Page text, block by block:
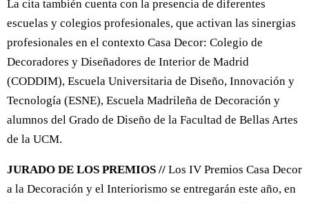
La cita también cuenta con la presencia de diferentes
escuelas y colegios profesionales, que activan las sinergias
profesionales en el contexto Casa Decor: Colegio de
Decoradores y Diseñadores de Interior de Madrid
(CODDIM), Escuela Universitaria de Diseño, Innovación y
Tecnología (ESNE), Escuela Madrileña de Decoración y
alumnos del Grado de Diseño de la Facultad de Bellas Artes
de la UCM.
JURADO DE LOS PREMIOS // Los IV Premios Casa Decor
a la Decoración y el Interiorismo se entregarán este año, en